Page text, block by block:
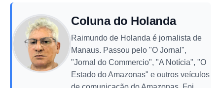
Coluna do Holanda
Raimundo de Holanda é jornalista de
Manaus. Passou pelo "O Jornal",
"Jornal do Commercio", "A Notícia", "O
Estado do Amazonas" e outros veículos